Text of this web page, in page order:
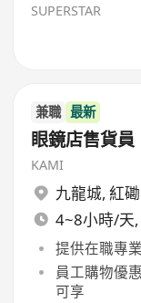
SUPERSTAR
兼職 最新
眼鏡店售貨員
KAMI
九龍城, 紅磡
4~8小時/天
提供在職專
員工購物優
可享